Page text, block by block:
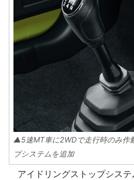
▲5速MT車に2WDで走行時のみ作
プシステムを追加
アイドリングストップシス